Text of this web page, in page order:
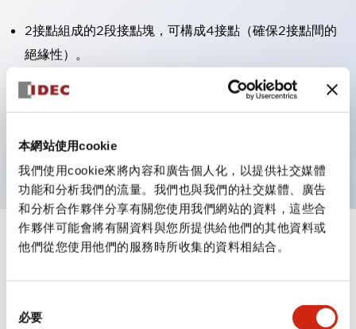
本網站使用cookie
我們使用cookie來將內容和廣告個人化，以提供社交媒體
功能和分析我們的流量。我們也與我們的社交媒體、廣告
和分析合作夥伴分享有關您使用我們網站的資料，這些合
作夥伴可能會將有關資料與您所提供給他們的其他資料或
他們從您使用他們的服務時所收集的資料相結合。
必要
2接點組成的2段接點塊，可構成4接點（確保2接點間的
絕緣性）。
面板深度39.9mm（※11段接點塊）、59.9mm（※22段
接點塊）。可實現省空間設計。
防護結構
規格
審美規範